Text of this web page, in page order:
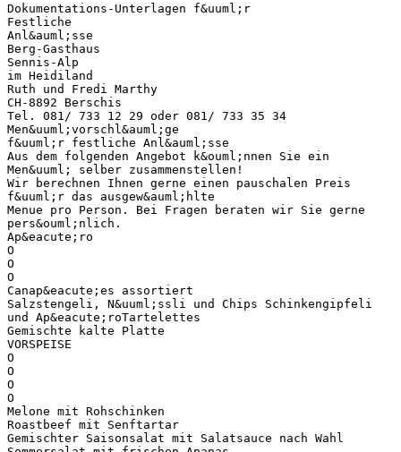
Dokumentations-Unterlagen f&uuml;r
Festliche
Anl&auml;sse
Berg-Gasthaus
Sennis-Alp
im Heidiland
Ruth und Fredi Marthy
CH-8892 Berschis
Tel. 081/ 733 12 29 oder 081/ 733 35 34
Men&uuml;vorschl&auml;ge
f&uuml;r festliche Anl&auml;sse
Aus dem folgenden Angebot k&ouml;nnen Sie ein
Men&uuml; selber zusammenstellen!
Wir berechnen Ihnen gerne einen pauschalen Preis
f&uuml;r das ausgew&auml;hlte
Menue pro Person. Bei Fragen beraten wir Sie gerne
pers&ouml;nlich.
Ap&eacute;ro
O
O
O
Canap&eacute;es assortiert
Salzstengeli, N&uuml;ssli und Chips Schinkengipfeli
und Ap&eacute;roTartelettes
Gemischte kalte Platte
VORSPEISE
O
O
O
O
Melone mit Rohschinken
Roastbeef mit Senftartar
Gemischter Saisonsalat mit Salatsauce nach Wahl